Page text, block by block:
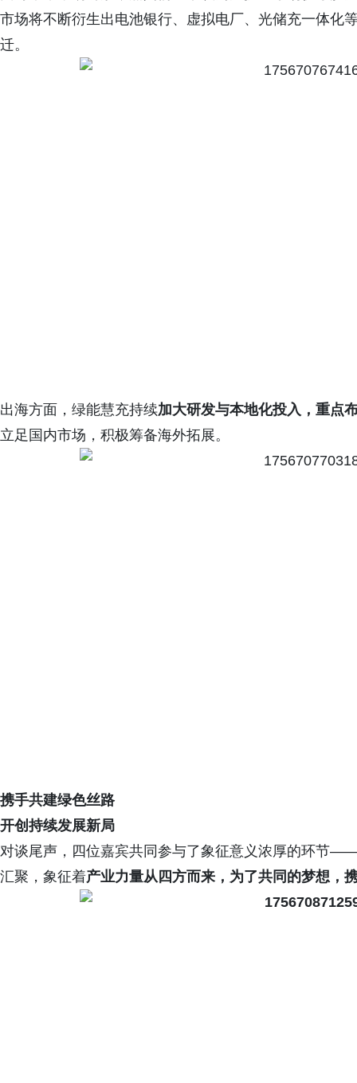
市场将不断衍生出电池银行、虚拟电厂、光储充一体化
迁。
出海方面，绿能慧充持续加大研发与本地化投入，重点
立足国内市场，积极筹备海外拓展。
携手共建绿色丝路
开创持续发展新局
对谈尾声，四位嘉宾共同参与了象征意义浓厚的环节
汇聚，象征着产业力量从四方而来，为了共同的梦想，